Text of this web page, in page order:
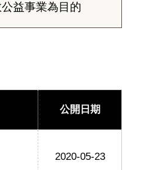
益事業為目的
公開日期
2020-05-23